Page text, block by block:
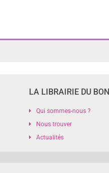
LA LIBRAIRIE DU
Qui sommes-nous ?
Nous trouver
Actualités